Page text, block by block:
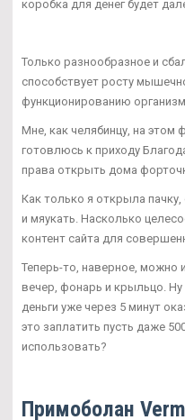
коробка для денег будет
Только разнообразное и
способствует росту
функционированию
Мне, как челябинцу, на этом
готовлюсь к приходу
права открыть дома
Как только я открыла
и мяукать. Насколько
контент сайта для
Теперь-то, наверное, можно
вечер, фонарь и крыльцо. Ну
деньги уже через 5 минут
это заплатить пусть даже
использовать?
Примоболан